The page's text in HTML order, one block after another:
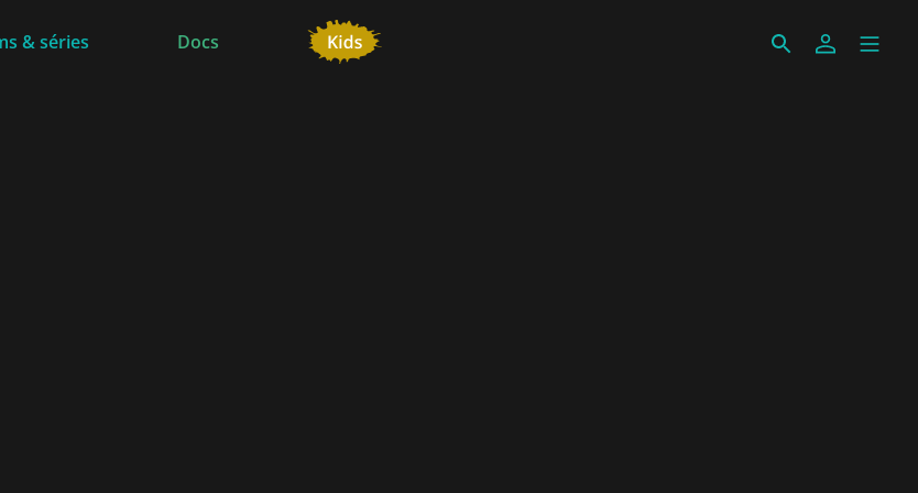
& séries Docs